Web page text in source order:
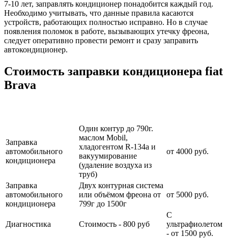
7-10 лет, заправлять кондиционер понадобится каждый год.
Необходимо учитывать, что данные правила касаются
устройств, работающих полностью исправно. Но в случае
появления поломок в работе, вызывающих утечку фреона,
следует оперативно провести ремонт и сразу заправить
автокондиционер.
Стоимость заправки кондиционера fiat
Brava
Заправка
автомобильного
кондиционера
Один контур до 790г.
маслом Mobil,
хладогентом R-134a и
вакуумирование
(удаление воздуха из
труб)
от 4000 руб.
Заправка
автомобильного
кондиционера
Двух контурная система
или объёмом фреона от
799г до 1500г
от 5000 руб.
Диагностика Стоимость - 800 руб
С
ультрафиолетом
- от 1500 руб.